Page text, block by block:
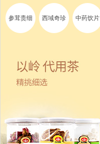
参茸贵细 西域奇珍 中药饮片